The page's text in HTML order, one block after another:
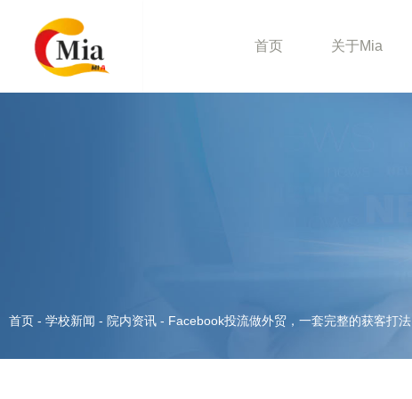
首页 关于Mia
首页 - 学校新闻 - 院内资讯 - Facebook投流做外贸，一套完整的获客打法